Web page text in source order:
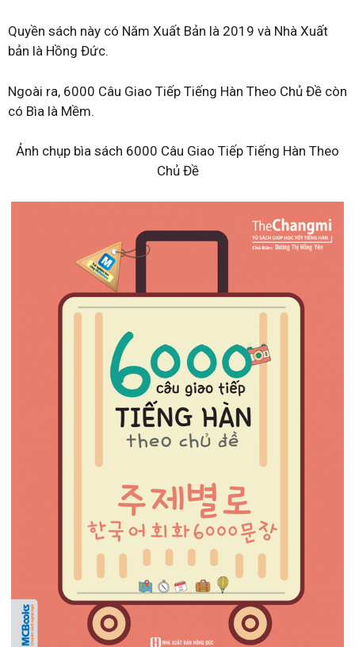
Quyền sách này có Năm Xuất Bản là 2019 và Nhà Xuất
bản là Hồng Đức.
Ngoài ra, 6000 Câu Giao Tiếp Tiếng Hàn Theo Chủ Đề còn
có Bìa là Mềm.
Ảnh chụp bìa sách 6000 Câu Giao Tiếp Tiếng Hàn Theo
Chủ Đề